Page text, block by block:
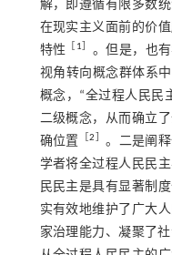
解，即遵循有限多数
在现实主义面前的价
特性
1
。但是，也
视角转向概念群体系
概念，“全过程人民民
二级概念，从而确立
确位置
［2
。二是阐
学者将全过程人民民
民民主是具有显著制
实有效地维护了广大
家治理能力、凝聚了